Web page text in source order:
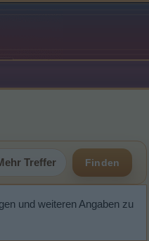
Treffer Finden
und weiteren Angaben zu